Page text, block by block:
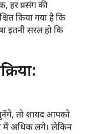
हर प्रसंग की
किया गया है कि
इतनी सरल हो कि
तो शायद आपको
में अधिक लगे। लेकिन